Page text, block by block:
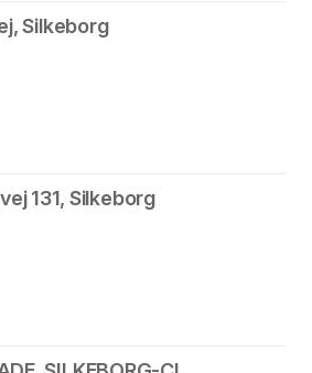
Silkeborg
131, Silkeborg